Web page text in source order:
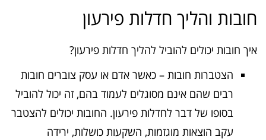
חובות והליך חדלות פירעון
איך חובות יכולים להוביל להליך חדלות פירעון?
הצטברות חובות – כאשר אדם או עסק צוברים חובות
רבים שהם אינם מסוגלים לעמוד בהם, זה יכול להוביל
בסופו של דבר לחדלות פירעון. החובות יכולים להצטבר
עקב הוצאות מוגזמות, השקעות כושלות, ירידה